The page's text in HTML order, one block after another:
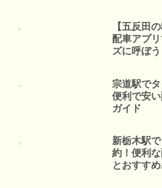
【五反田
配車アプ
ズに呼ぼう
宗道駅で
便利で安
ガイド
新栃木駅
約！便利
とおすす